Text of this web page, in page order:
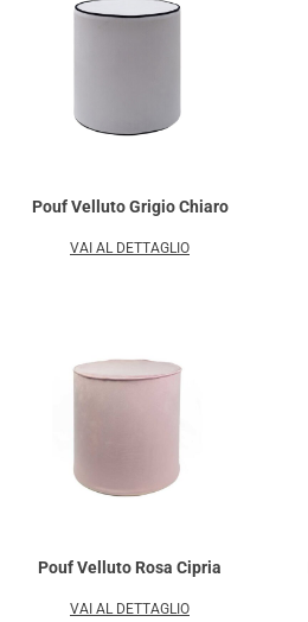
Pouf Velluto Grigio Chiaro
VAI AL DETTAGLIO
Pouf Velluto Rosa Cipria
VAI AL DETTAGLIO